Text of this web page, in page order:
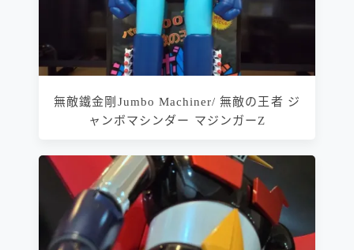
無敵鐵金剛Jumbo Machiner/ 無敵の王者 ジ
ャンボマシンダー マジンガーZ